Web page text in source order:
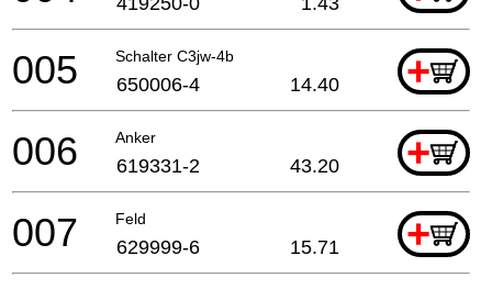
Schalter C3jw-4b +
005 650006-4 14.40
Anker +
006 619331-2 43.20
Feld +
007 629999-6 15.71